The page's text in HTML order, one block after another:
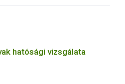
hatósági vizsgálata